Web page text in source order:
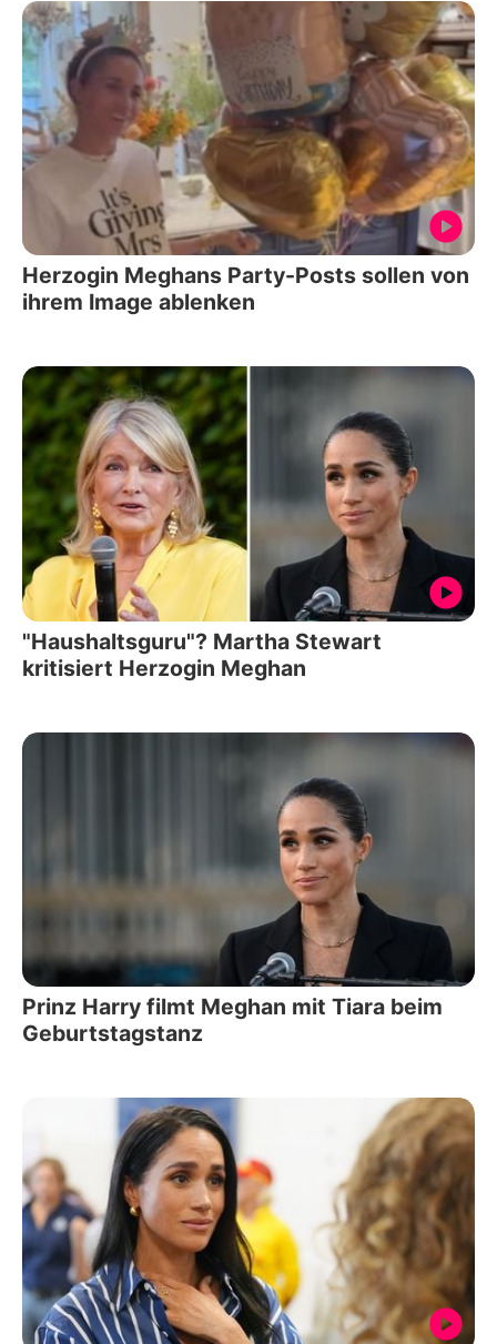
Herzogin Meghans Party-Posts sollen von
ihrem Image ablenken
"Haushaltsguru"? Martha Stewart
kritisiert Herzogin Meghan
Prinz Harry filmt Meghan mit Tiara beim
Geburtstagstanz